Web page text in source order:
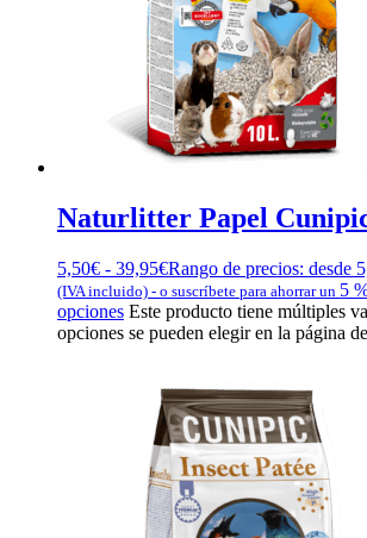
Naturlitter Papel
5,50€ - 39,95€Rango de precios: desde
(IVA incluido) - o suscríbete para ahorrar un 5
opciones Este producto tiene múltiples
opciones se pueden elegir en la página